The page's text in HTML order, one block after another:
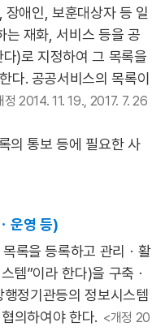
애인, 보훈대상자 등 일
는 재화, 서비스 등을 공
)로 지정하여 그 목록을
다. 공공서비스의 목록이
정 2014. 11. 19., 2017. 7. 26
의 통보 등에 필요한 사
운영 등)
록을 등록하고 관리ㆍ활
템”이라 한다)을 구축ㆍ
정기관등의 정보시스템
의하여야 한다. <개정 20